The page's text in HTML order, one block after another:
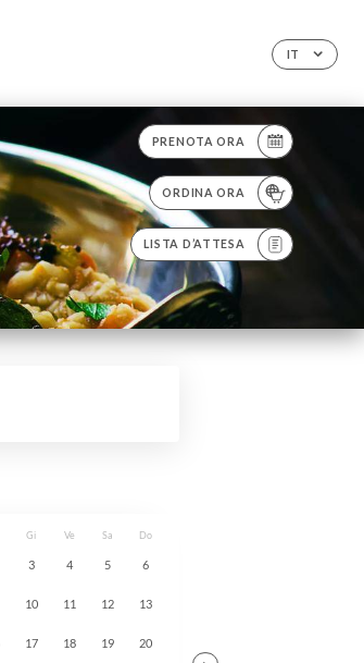
IT
PRENOTA ORA
ORDINA ORA
LISTA D’ATTESA